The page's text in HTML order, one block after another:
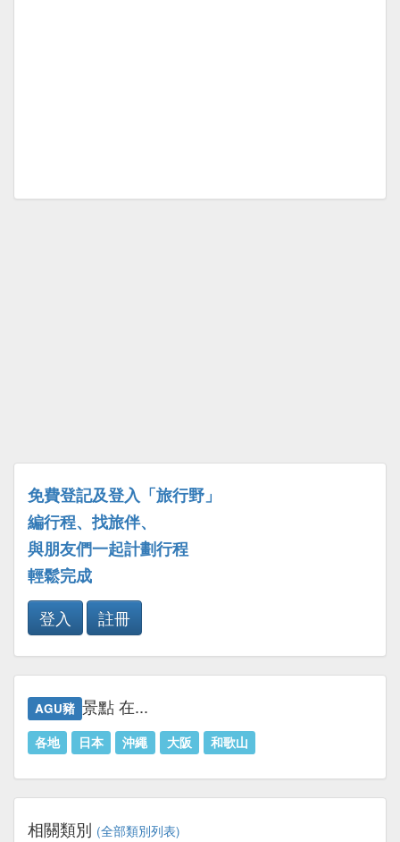
免費登記及登入「旅行野」
編行程、找旅伴、
與朋友們一起計劃行程
輕鬆完成
登入
註冊
AGU豬 景點 在...
各地 日本 沖繩 大阪 和歌山
相關類別 (全部類別列表)